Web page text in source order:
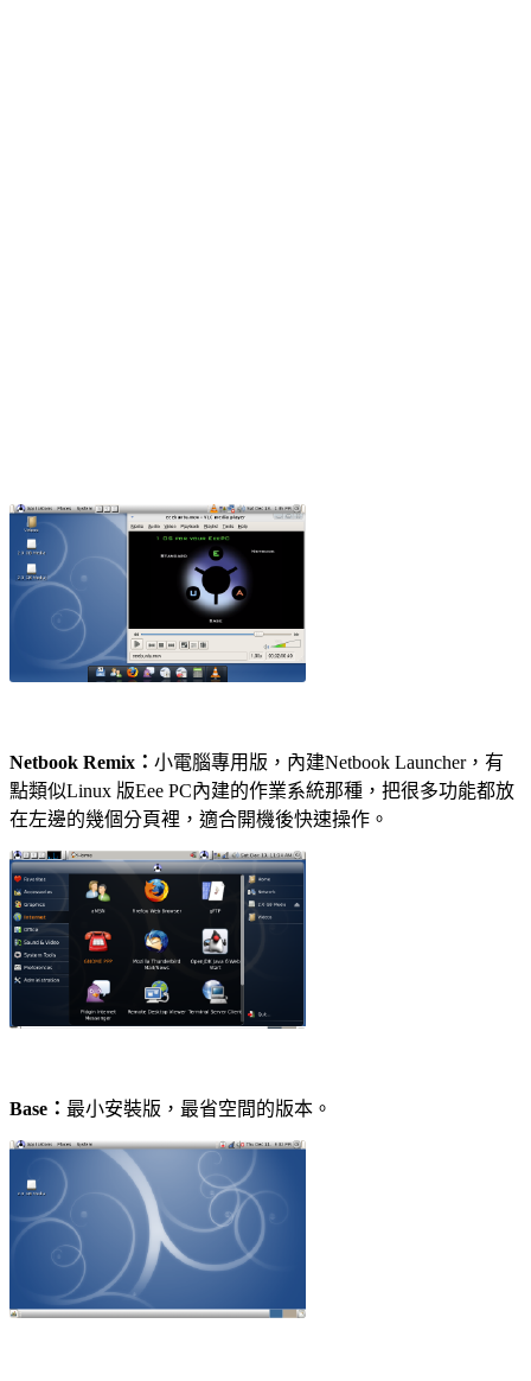
Netbook Remix： 小電腦專用版，內建Netbook Launcher，有
點類似Linux 版Eee PC內建的作業系統那種，把很多功能都放
在左邊的幾個分頁裡，適合開機後快速操作。
Base： 最小安裝版，最省空間的版本。